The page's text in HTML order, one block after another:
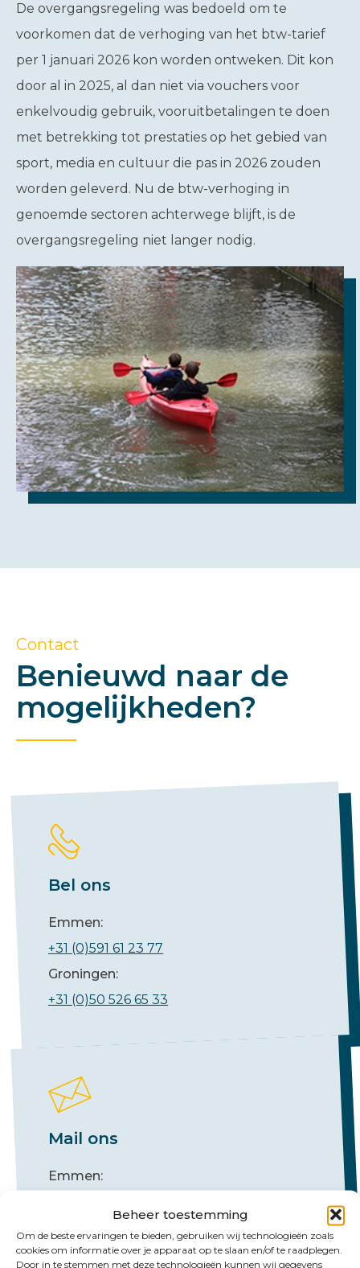
Beheer toestemming
Om de beste ervaringen te bieden, gebruiken wij technologieën zoals
cookies om informatie over je apparaat op te slaan en/of te raadplegen.
Door in te stemmen met deze technologieën kunnen wij gegevens
De overgangsregeling was bedoeld om te
voorkomen dat de verhoging van het btw-tarief
per 1 januari 2026 kon worden ontweken. Dit kon
door al in 2025, al dan niet via vouchers voor
enkelvoudig gebruik, vooruitbetalingen te doen
met betrekking tot prestaties op het gebied van
sport, media en cultuur die pas in 2026 zouden
worden geleverd. Nu de btw-verhoging in
genoemde sectoren achterwege blijft, is de
overgangsregeling niet langer nodig.
Contact
Benieuwd naar de
mogelijkheden?
Bel ons
Emmen:
+31 (0)591 61 23 77
Groningen:
+31 (0)50 526 65 33
Mail ons
Emmen:
groningen@hlb-nannen.nl